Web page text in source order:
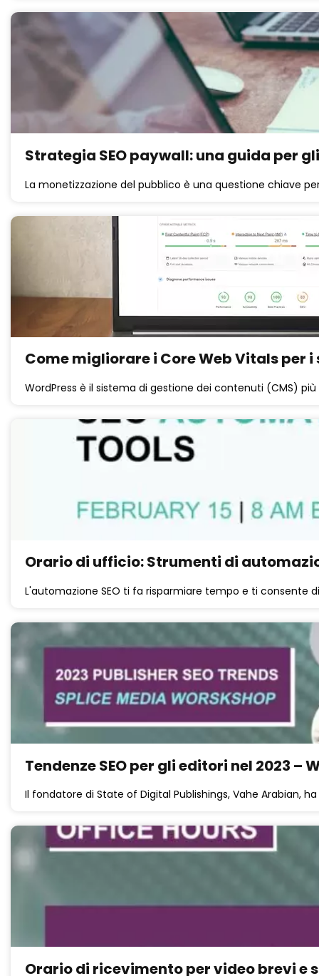
Strategia SEO paywall: una guida per
La monetizzazione del pubblico è una questione chiave
Come migliorare i Core Web Vitals per i
WordPress è il sistema di gestione dei contenuti (CMS)
Orario di ufficio: Strumenti di
L'automazione SEO ti fa risparmiare tempo e ti consente
Tendenze SEO per gli editori nel 2023 –
Il fondatore di State of Digital Publishings, Vahe Arabian,
Orario di ricevimento per video brevi e